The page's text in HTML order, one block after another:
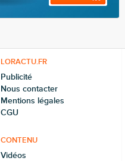
LORACTU.FR
Publicité
Nous contacter
Mentions légales
CGU
CONTENU
Vidéos